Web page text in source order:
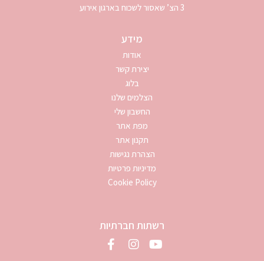
3 הצ’ שאסור לשכוח בארגון אירוע
מידע
אודות
יצירת קשר
בלוג
הצלמים שלנו
החשבון שלי
מפת אתר
תקנון אתר
הצהרת נגישות
מדיניות פרטיות
Cookie Policy
רשתות חברתיות